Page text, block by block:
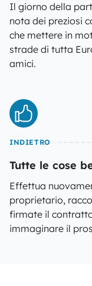
Il giorno della
nota dei preziosi
che mettere in
strade di tutta
amici.
INDIETRO
Tutte le cose
Effettua
proprietario,
firmate il
immaginare il